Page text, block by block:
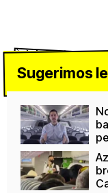
Sugerimos